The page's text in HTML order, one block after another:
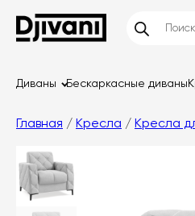
Диваны Бескаркасные диваны
Главная / Кресла / Кресла